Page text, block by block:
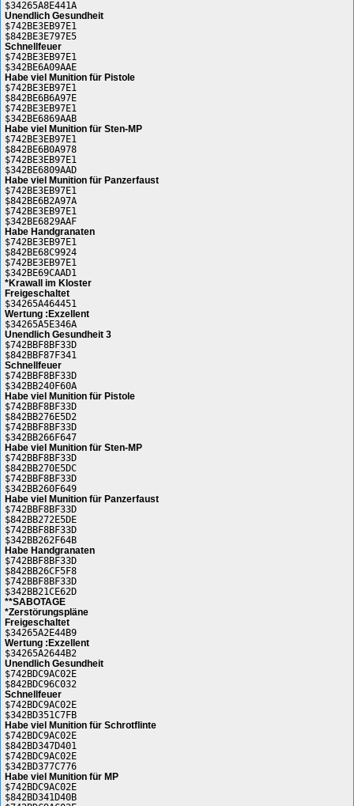
$34265A8E441A
Unendlich Gesundheit
$742BE3EB97E1
$842BE3E797E5
Schnellfeuer
$742BE3EB97E1
$342BE6A09AAE
Habe viel Munition für Pistole
$742BE3EB97E1
$842BE6B6A97E
$742BE3EB97E1
$342BE6869AAB
Habe viel Munition für Sten-MP
$742BE3EB97E1
$842BE6B0A978
$742BE3EB97E1
$342BE6809AAD
Habe viel Munition für Panzerfaust
$742BE3EB97E1
$842BE6B2A97A
$742BE3EB97E1
$342BE6829AAF
Habe Handgranaten
$742BE3EB97E1
$842BE68C9924
$742BE3EB97E1
$342BE69CAAD1
*Krawall im Kloster
Freigeschaltet
$34265A464451
Wertung :Exzellent
$34265A5E346A
Unendlich Gesundheit 3
$742BBF8BF33D
$842BBF87F341
Schnellfeuer
$742BBF8BF33D
$342BB240F60A
Habe viel Munition für Pistole
$742BBF8BF33D
$842BB276E5D2
$742BBF8BF33D
$342BB266F647
Habe viel Munition für Sten-MP
$742BBF8BF33D
$842BB270E5DC
$742BBF8BF33D
$342BB260F649
Habe viel Munition für Panzerfaust
$742BBF8BF33D
$842BB272E5DE
$742BBF8BF33D
$342BB262F64B
Habe Handgranaten
$742BBF8BF33D
$842BB26CF5F8
$742BBF8BF33D
$342BB21CE62D
**SABOTAGE
*Zerstörungspläne
Freigeschaltet
$34265A2E44B9
Wertung :Exzellent
$34265A2644B2
Unendlich Gesundheit
$742BDC9AC02E
$842BDC96C032
Schnellfeuer
$742BDC9AC02E
$342BD351C7FB
Habe viel Munition für Schrotflinte
$742BDC9AC02E
$842BD347D401
$742BDC9AC02E
$342BD377C776
Habe viel Munition für MP
$742BDC9AC02E
$842BD341D40B